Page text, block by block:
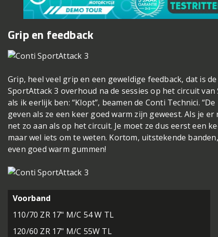
Grip en feedback
Grip, heel veel grip en een geweldige feedback, dat is
SportAttack 3 overhoud na de sessies op het circuit
als ik eerlijk ben: “Klopt”, beamen de Conti Technici.
geven als ze een keer goed warm zijn geweest. Als je
net zo aan als op het circuit. Je moet ze dus eerst een
maar wel iets om te weten. Kortom, uitstekende
even goed warm gummen!
Voorband
110/70 ZR 17" M/C 54 W TL
120/60 ZR 17" M/C 55W TL